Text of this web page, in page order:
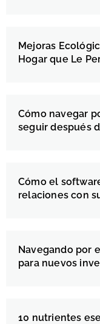
Mejoras
Hogar que Le
Cómo navegar
seguir después
Cómo el
relaciones con
Navegando por
para nuevos
10 nutrientes